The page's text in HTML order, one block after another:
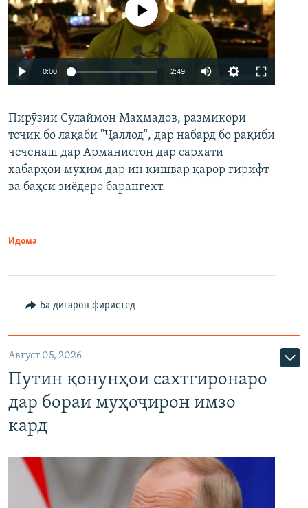
Auto 240p 360p 480p
720p 1080p
Феълан кор намекунад
0:00 2:49
360p
480p
Пирӯзии Сулаймон Маҳмадов, размикори
тоҷик бо лақаби "Ҷаллод", дар набард бо рақиби
чеченаш дар Арманистон дар сархати
хабарҳои муҳим дар ин кишвар қарор гирифт
ва баҳси зиёдеро барангехт.
Идома
Ба дигарон фиристед
Август 05, 2026
Путин қонунҳои сахтгиронаро
дар бораи муҳоҷирон имзо
кард